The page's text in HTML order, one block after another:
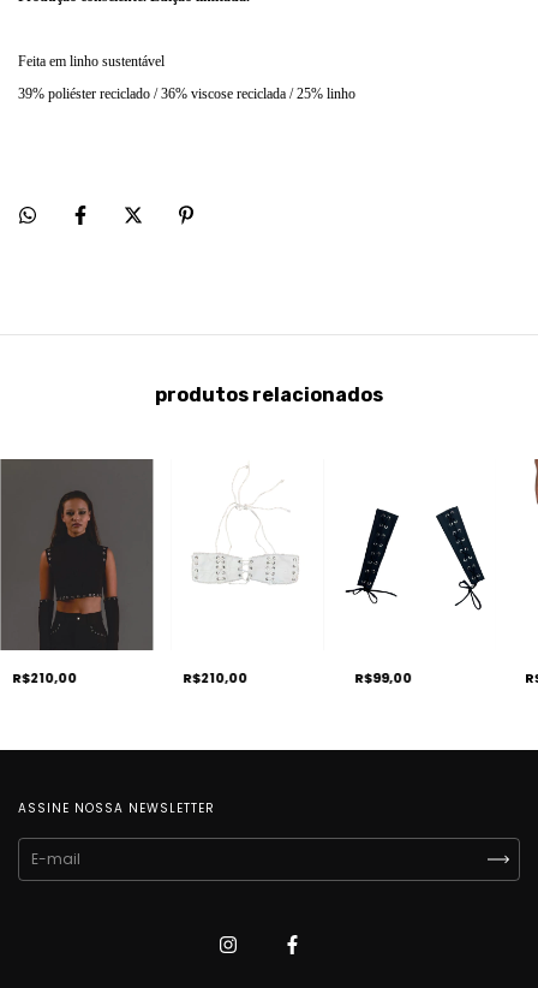
Feita em linho sustentável
39% poliéster reciclado / 36% viscose reciclada / 25% linho
produtos relacionados
R$210,00 R$210,00 R$99,00
ASSINE NOSSA NEWSLETTER